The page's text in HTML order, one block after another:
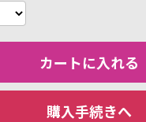
カートに入れる
購入手続きへ